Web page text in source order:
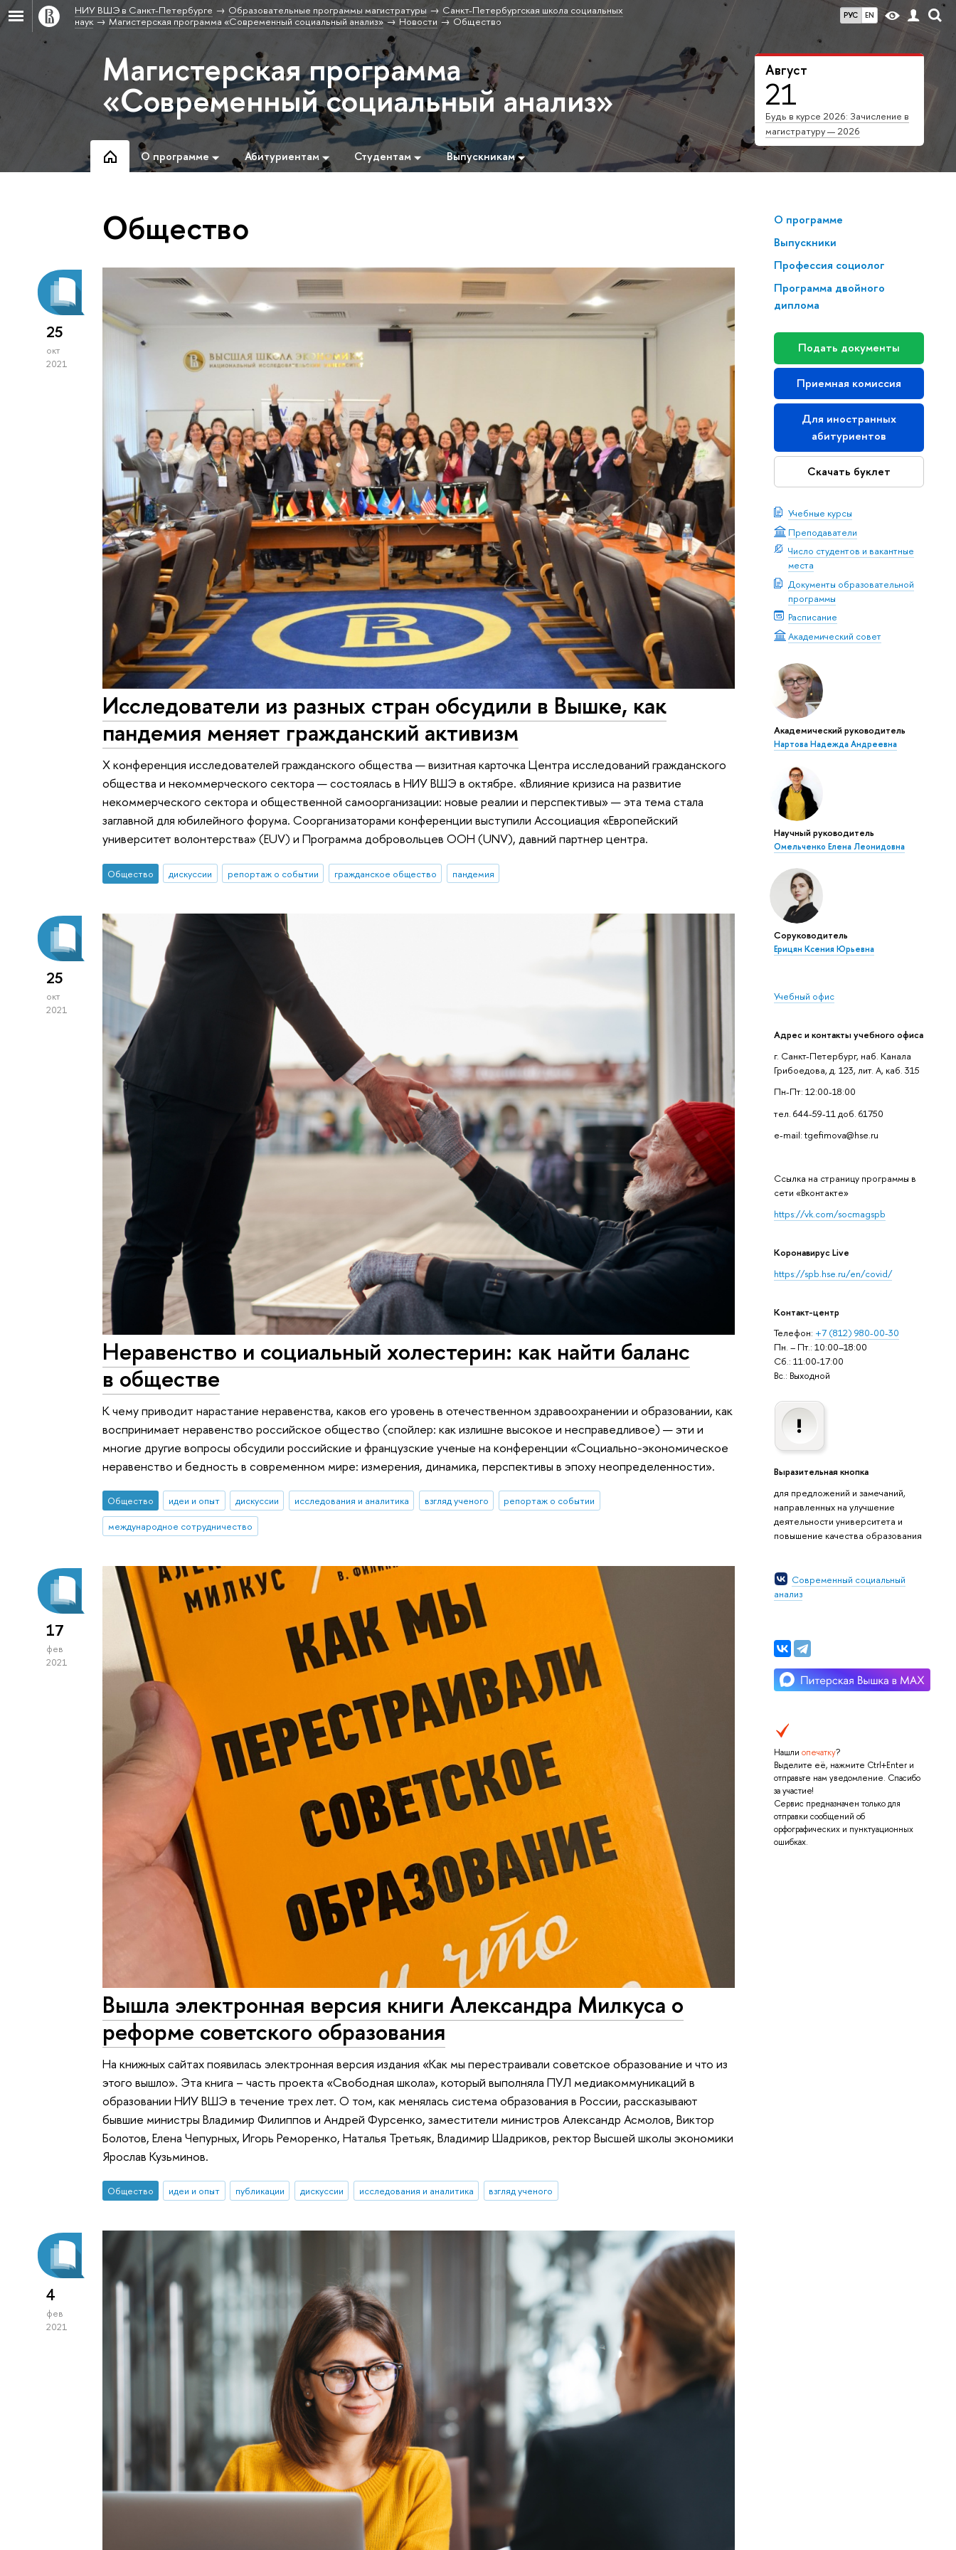
РУС EN
НИУ ВШЭ в Санкт-Петербурге Образовательные программы магистратуры
Санкт-Петербургская школа социальных
наук
Магистерская программа «Современный социальный анализ» Новости Общество
Август
21
Будь в курсе 2026: Зачисление в
магистратуру — 2026
Магистерская программа
«Современный социальный анализ»
О программе Абитуриентам Студентам Выпускникам
О программе
Выпускники
Профессия социолог
Программа двойного
диплома
Подать документы
Приемная комиссия
Для иностранных
абитуриентов
Скачать буклет
Учебные курсы
Преподаватели
Число студентов и вакантные
места
Документы образовательной
программы
Расписание
Академический совет
Академический руководитель
Нартова Надежда Андреевна
Научный руководитель
Омельченко Елена Леонидовна
Соруководитель
Ерицян Ксения Юрьевна
Учебный офис
Адрес и контакты учебного офиса
г. Санкт-Петербург, наб. Канала
Грибоедова, д. 123, лит. А, каб. 315
Пн-Пт: 12:00-18:00
тел. 644-59-11 доб. 61750
e-mail: tgefimova@hse.ru
Cсылка на страницу программы в
сети «Вконтакте»
https://vk.com/socmagspb
Коронавирус Live
https://spb.hse.ru/en/covid/
Контакт-центр
Телефон: +7 (812) 980-00-30
Пн. – Пт.: 10:00–18:00
Сб.: 11:00-17:00
Вс.: Выходной
Выразительная кнопка
для предложений и замечаний,
направленных на улучшение
деятельности университета и
повышение качества образования
Современный социальный
анализ
Нашли опечатку?
Выделите её, нажмите Ctrl+Enter и
отправьте нам уведомление. Спасибо
за участие!
Сервис предназначен только для
отправки сообщений об
орфографических и пунктуационных
ошибках.
Общество
25
окт
2021
Исследователи из разных стран обсудили в Вышке, как
пандемия меняет гражданский активизм
X конференция исследователей гражданского общества — визитная карточка Центра исследований гражданского
общества и некоммерческого сектора — состоялась в НИУ ВШЭ в октябре. «Влияние кризиса на развитие
некоммерческого сектора и общественной самоорганизации: новые реалии и перспективы» — эта тема стала
заглавной для юбилейного форума. Соорганизаторами конференции выступили Ассоциация «Европейский
университет волонтерства» (EUV) и Программа добровольцев ООН (UNV), давний партнер центра.
Общество дискуссии репортаж о событии гражданское общество пандемия
25
окт
2021
Неравенство и социальный холестерин: как найти баланс
в обществе
К чему приводит нарастание неравенства, каков его уровень в отечественном здравоохранении и образовании, как
воспринимает неравенство российское общество (спойлер: как излишне высокое и несправедливое) — эти и
многие другие вопросы обсудили российские и французские ученые на конференции «Социально-экономическое
неравенство и бедность в современном мире: измерения, динамика, перспективы в эпоху неопределенности».
Общество идеи и опыт дискуссии исследования и аналитика взгляд ученого
репортаж о событии
международное сотрудничество
17
фев
2021
Вышла электронная версия книги Александра Милкуса о
реформе советского образования
На книжных сайтах появилась электронная версия издания «Как мы перестраивали советское образование и что из
этого вышло». Эта книга – часть проекта «Свободная школа», который выполняла ПУЛ медиакоммуникаций в
образовании НИУ ВШЭ в течение трех лет. О том, как менялась система образования в России, рассказывают
бывшие министры Владимир Филиппов и Андрей Фурсенко, заместители министров Александр Асмолов, Виктор
Болотов, Елена Чепурных, Игорь Реморенко, Наталья Третьяк, Владимир Шадриков, ректор Высшей школы экономики
Ярослав Кузьминов.
Общество идеи и опыт публикации дискуссии исследования и аналитика взгляд ученого
4
фев
2021